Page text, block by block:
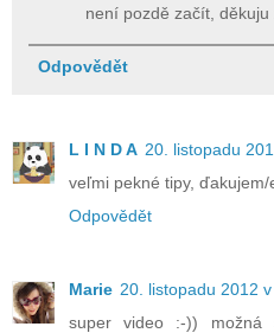
není pozdě začít, děkuju
Odpovědět
L I N D A 20. listopadu
veľmi pekné tipy, ďakujem/
Odpovědět
Marie 20. listopadu 2012
super video :-))